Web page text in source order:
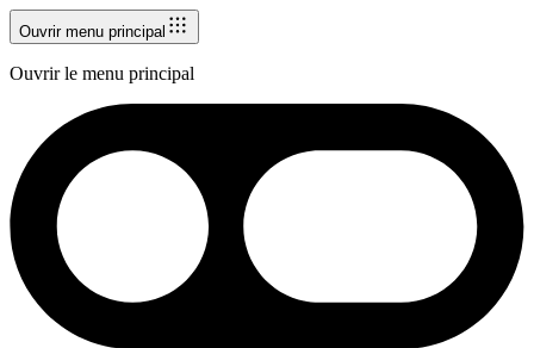
Ouvrir menu principal
Ouvrir le menu principal